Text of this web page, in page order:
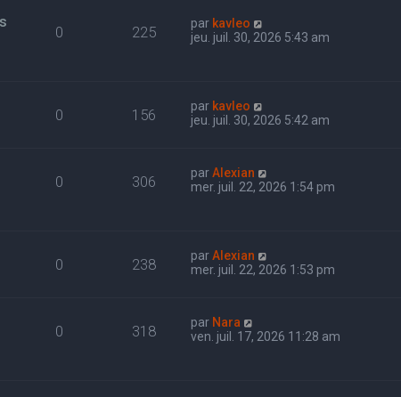
0 225 par kavleo
jeu. juil. 30, 2026 5:43 am
0 156 par kavleo
jeu. juil. 30, 2026 5:42 am
0 306 parAlexian
mer. juil. 22, 2026 1:54 pm
0 238 parAlexian
mer. juil. 22, 2026 1:53 pm
0 318 par Nara
ven. juil. 17, 2026 11:28 am